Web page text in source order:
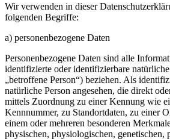
Wir verwenden in dieser
folgenden Begriffe:
a) personenbezogene Daten
Personenbezogene Daten sind alle
identifizierte oder identifizierbare
„betroffene Person“) beziehen. Als
natürliche Person angesehen, die direkt
mittels Zuordnung zu einer Kennung wie
Kennnummer, zu Standortdaten, zu einer
einem oder mehreren besonderen
physischen, physiologischen, genetischen,